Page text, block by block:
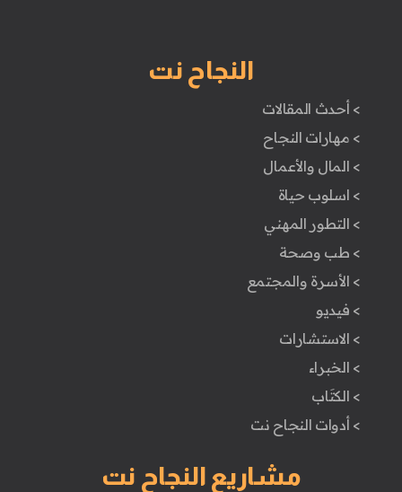
النجاح نت
> أحدث المقالات
> مهارات النجاح
> المال والأعمال
> اسلوب حياة
> التطور المهني
> طب وصحة
> الأسرة والمجتمع
> فيديو
> الاستشارات
> الخبراء
> الكتَاب
> أدوات النجاح نت
مشاريع النجاح نت